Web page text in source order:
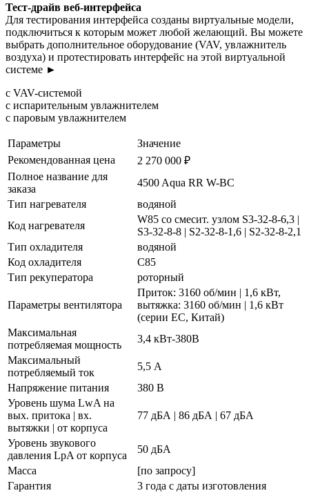
Тест-драйв веб-интерфейса
Для тестирования интерфейса созданы виртуальные модели,
подключиться к которым может любой желающий. Вы можете
выбрать дополнительное оборудование (VAV, увлажнитель
воздуха) и протестировать интерфейс на этой виртуальной
системе ►
с VAV-системой
с испарительным увлажнителем
с паровым увлажнителем
Параметры
Значение
Рекомендованная цена
2 270 000 ₽
Полное название для
заказа
4500 Aqua RR W-BC
Тип нагревателя
водяной
Код нагревателя
W85 со смесит. узлом S3-32-8-6,3 |
S3-32-8-8 | S2-32-8-1,6 | S2-32-8-2,1
Тип охладителя
водяной
Код охладителя
C85
Тип рекуператора
роторный
Параметры вентилятора
Приток: 3160 об/мин | 1,6 кВт,
вытяжка: 3160 об/мин | 1,6 кВт
(серии EC, Китай)
Максимальная
потребляемая мощность
3,4 кВт-380В
Максимальный
потребляемый ток
5,5 А
Напряжение питания
380 В
Уровень шума LwA на
вых. притока | вх.
вытяжки | от корпуса
77 дБА | 86 дБА | 67 дБА
Уровень звукового
давления LpA от корпуса
50 дБА
Масса
[по запросу]
Гарантия
3 года с даты изготовления